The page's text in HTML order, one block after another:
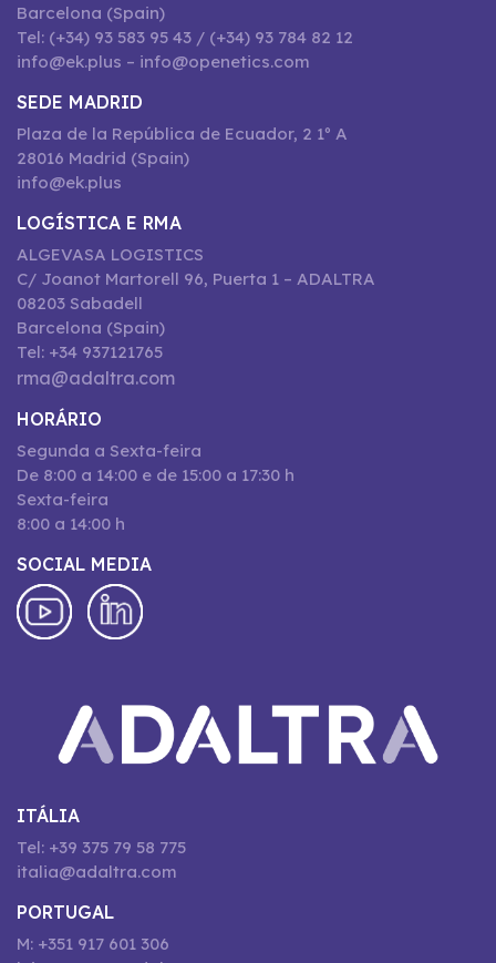
Barcelona (Spain)
Tel: (+34) 93 583 95 43 / (+34) 93 784 82 12
info@ek.plus – info@openetics.com
SEDE MADRID
Plaza de la República de Ecuador, 2 1º A
28016 Madrid (Spain)
info@ek.plus
LOGÍSTICA E RMA
ALGEVASA LOGISTICS
C/ Joanot Martorell 96, Puerta 1 – ADALTRA
08203 Sabadell
Barcelona (Spain)
Tel: +34 937121765
rma@adaltra.com
HORÁRIO
Segunda a Sexta-feira
De 8:00 a 14:00 e de 15:00 a 17:30 h
Sexta-feira
8:00 a 14:00 h
SOCIAL MEDIA
ITÁLIA
Tel: +39 375 79 58 775
italia@adaltra.com
PORTUGAL
M: +351 917 601 306